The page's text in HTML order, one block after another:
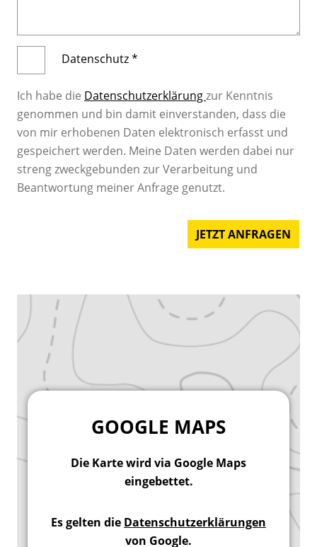
Datenschutz*
Ich habe die Datenschutzerklärungzur Kenntnis
genommen und bin damit einverstanden, dass die
von mir erhobenen Daten elektronisch erfasst und
gespeichert werden. Meine Daten werden dabei nur
streng zweckgebunden zur Verarbeitung und
Beantwortung meiner Anfrage genutzt.
JETZT ANFRAGEN
GOOGLE MAPS
Die Karte wird via Google Maps
eingebettet.
Es gelten die Datenschutzerklärungen
von Google.